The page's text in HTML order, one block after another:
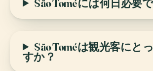
São Toméには何日必要
São Toméは観光客にと
すか？